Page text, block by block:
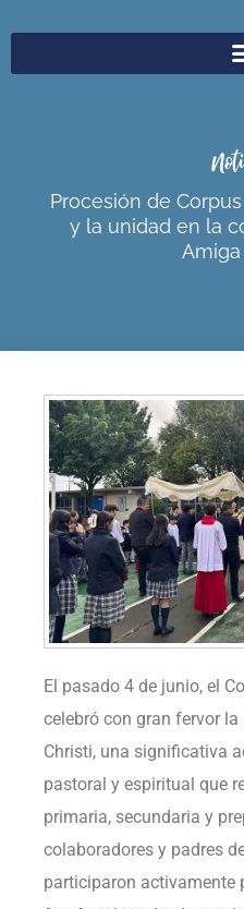
Procesión de
y la unidad en la
El pasado 4 de junio, el
celebró con gran fervor
Christi, una significativa
pastoral y espiritual que
primaria, secundaria y
colaboradores y padres
participaron activamente